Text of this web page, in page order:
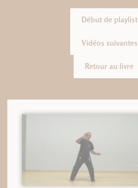
Début de playlist
Vidéos suivantes
Retour au livre